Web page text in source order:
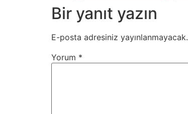
Bir yanıt yazın
E-posta adresiniz yayınlanmayacak.
Yorum *